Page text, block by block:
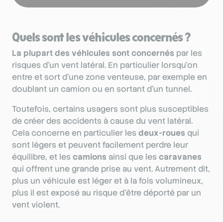
Quels sont les véhicules concernés ?
La plupart des véhicules sont concernés par les
risques d’un vent latéral. En particulier lorsqu’on
entre et sort d’une zone venteuse, par exemple en
doublant un camion ou en sortant d’un tunnel.
Toutefois, certains usagers sont plus susceptibles
de créer des accidents à cause du vent latéral.
Cela concerne en particulier les deux-rouesqui
sont légers et peuvent facilement perdre leur
équilibre, et les camions ainsi que les caravanes
qui offrent une grande prise au vent. Autrement dit,
plus un véhicule est léger et à la fois volumineux,
plus il est exposé au risque d’être déporté par un
vent violent.